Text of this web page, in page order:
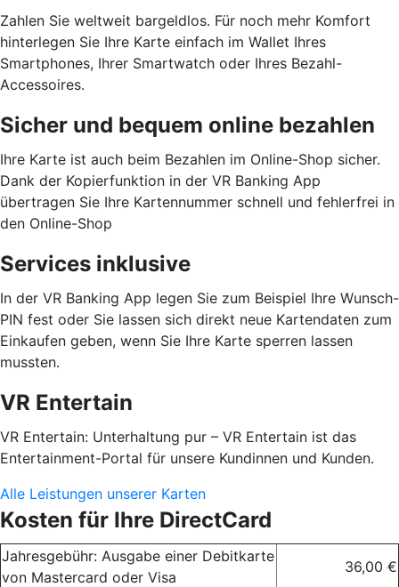
Zahlen Sie weltweit bargeldlos. Für noch mehr Komfort
hinterlegen Sie Ihre Karte einfach im Wallet Ihres
Smartphones, Ihrer Smartwatch oder Ihres Bezahl-
Accessoires.
Sicher und bequem online bezahlen
Ihre Karte ist auch beim Bezahlen im Online-Shop sicher.
Dank der Kopierfunktion in der VR Banking App
übertragen Sie Ihre Kartennummer schnell und fehlerfrei in
den Online-Shop
Services inklusive
In der VR Banking App legen Sie zum Beispiel Ihre Wunsch-
PIN fest oder Sie lassen sich direkt neue Kartendaten zum
Einkaufen geben, wenn Sie Ihre Karte sperren lassen
mussten.
VR Entertain
VR Entertain: Unterhaltung pur – VR Entertain ist das
Entertainment-Portal für unsere Kundinnen und Kunden.
Alle Leistungen unserer Karten
Kosten für Ihre DirectCard
Jahresgebühr: Ausgabe einer Debitkarte
von Mastercard oder Visa
36,00 €